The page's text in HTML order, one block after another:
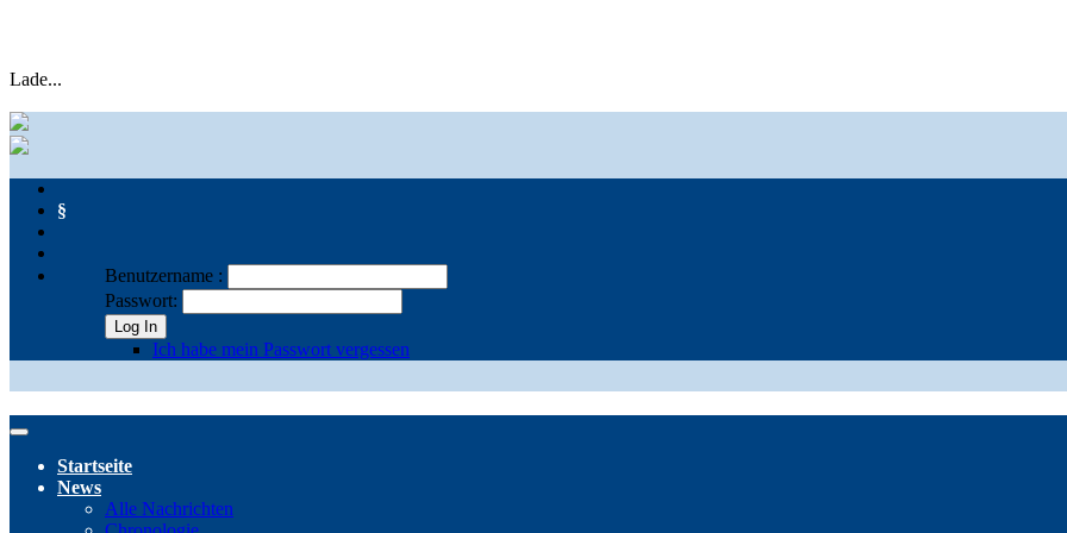
Lade...
§
Benutzername :
Passwort:
Log In
Ich habe mein Passwort vergessen
Startseite
News
Alle Nachrichten